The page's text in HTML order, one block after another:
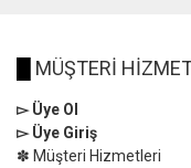
MÜŞTERİ
▻ Üye Ol
▻ Üye Giriş
✽ Müşteri Hizmetleri